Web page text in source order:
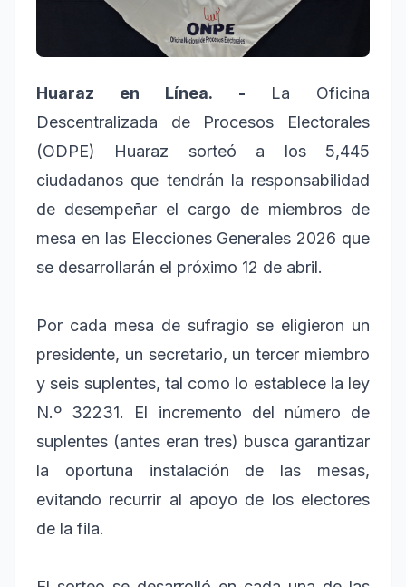
Huaraz en Línea. -
La Oficina
Descentralizada de Procesos Electorales
(ODPE) Huaraz sorteó a los 5,445
ciudadanos que tendrán la responsabilidad
de desempeñar el cargo de miembros de
mesa en las Elecciones Generales 2026 que
se desarrollarán el próximo 12 de abril.
Por cada mesa de sufragio se eligieron un
presidente, un secretario, un tercer miembro
y seis suplentes, tal como lo establece la ley
N.º 32231. El incremento del número de
suplentes (antes eran tres) busca garantizar
la oportuna instalación de las mesas,
evitando recurrir al apoyo de los electores
de la fila.